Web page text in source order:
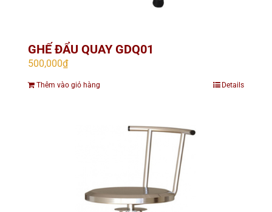
GHẾ ĐẨU QUAY GDQ01
500,000₫
Thêm vào giỏ hàng Details